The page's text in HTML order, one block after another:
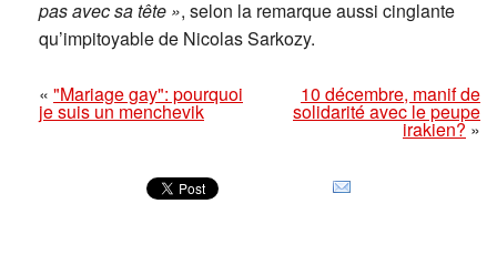
pas avec sa tête », selon la remarque aussi cinglante
qu’impitoyable de Nicolas Sarkozy.
« "Mariage gay": pourquoi
je suis un menchevik
10 décembre, manif de
solidarité avec le peupe
irakien?»